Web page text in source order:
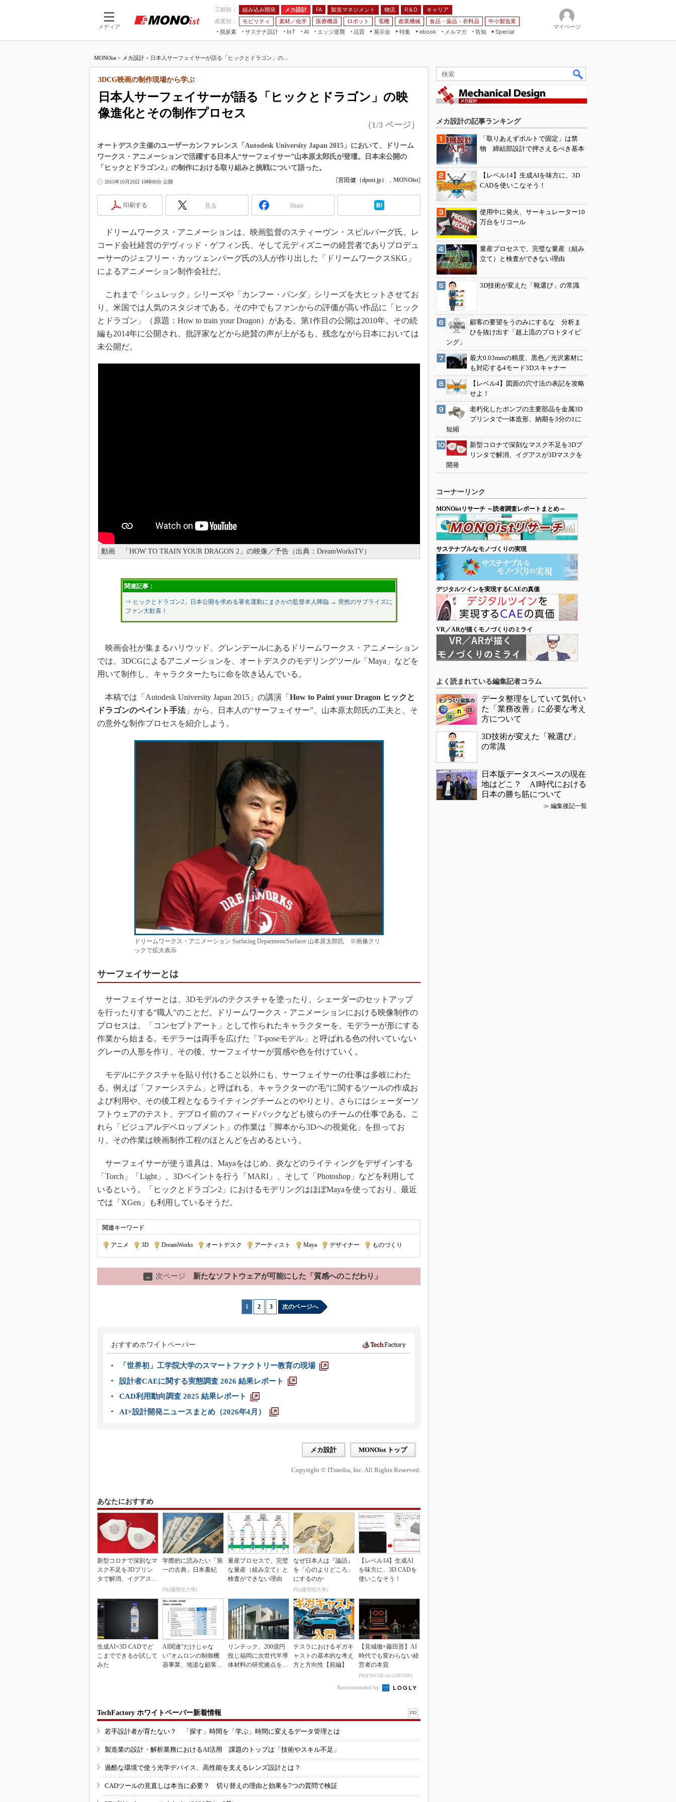
メディア
工程別： 組み込み開発 メカ設計 FA 製造マネジメント 物流 R＆D
キャリア
産業別：
モビリティ 素材／化学 医療機器 ロボット 電機 産業機械 食品・薬品・衣料品
中小製造業
脱炭素
サステナ設計
IoT
つながる工場
つながるサービス
AI
AI×設備保全
エッジ逆襲 品質
展示会
JIMTOF
IIFES
TECHNO-FRONTIER
人テク展
日本ものづくりワールド
産業オープンネット展
特集
フィールドサービス
組み込みモデリング
Windows Embedded
無償設計ツール
3Dプリンタ
デジタルツインとCAE
S＆OP
イノベーション
製造業ビッグデータ
メイドインジャパン
植物工場
ebook
メルマガ
告知 Special
マイページ
MONOist > メカ設計 > 日本人サーフェイサーが語る「ヒックとドラゴン」の...
日本人サーフェイサーが語る「ヒックとドラゴン」の映
像進化とその制作プロセス
3DCG映画の制作現場から学ぶ
（1/3 ページ）
オートデスク主催のユーザーカンファレンス「Autodesk University Japan 2015」において、ドリーム
ワークス・アニメーションで活躍する日本人“サーフェイサー”山本原太郎氏が登壇。日本未公開の
「ヒックとドラゴン2」の制作における取り組みと挑戦について語った。
2015年10月20日 10時00分 公開 [宮田健（dpost.jp） ， MONOist]
印刷する 見る Share
ドリームワークス・アニメーションは、映画監督のスティーヴン・スピルバーグ氏、レ
コード会社経営のデヴィッド・ゲフィン氏、そして元ディズニーの経営者でありプロデュ
ーサーのジェフリー・カッツェンバーグ氏の3人が作り出した「ドリームワークスSKG」
によるアニメーション制作会社だ。
これまで「シュレック」シリーズや「カンフー・パンダ」シリーズを大ヒットさせてお
り、米国では人気のスタジオである。その中でもファンからの評価が高い作品に「ヒック
とドラゴン」（原題：How to train your Dragon）がある。第1作目の公開は2010年。その続
編も2014年に公開され、批評家などから絶賛の声が上がるも、残念ながら日本においては
未公開だ。
動画 「HOW TO TRAIN YOUR DRAGON 2」の映像／予告（出典：DreamWorksTV）
関連記事：
⇒ ヒックとドラゴン2」日本公開を求める署名運動にまさかの監督本人降臨 → 突然のサプライズに
ファン大歓喜！
映画会社が集まるハリウッド、グレンデールにあるドリームワークス・アニメーション
では、3DCGによるアニメーションを、オートデスクのモデリングツール「Maya」などを
用いて制作し、キャラクターたちに命を吹き込んでいる。
本稿では「Autodesk University Japan 2015」の講演「 How to Paint your Dragon ヒックと
ドラゴンのペイント手法」から、日本人の“サーフェイサー”、山本原太郎氏の工夫と、そ
の意外な制作プロセスを紹介しよう。
ドリームワークス・アニメーション Surfacing Department/Surfacer 山本原太郎氏 ※画像クリ
ックで拡大表示
サーフェイサーとは
サーフェイサーとは、3Dモデルのテクスチャを塗ったり、シェーダーのセットアップ
を行ったりする“職人”のことだ。ドリームワークス・アニメーションにおける映像制作の
プロセスは、「コンセプトアート」として作られたキャラクターを、モデラーが形にする
作業から始まる。モデラーは両手を広げた「T-poseモデル」と呼ばれる色の付いていない
グレーの人形を作り、その後、サーフェイサーが質感や色を付けていく。
モデルにテクスチャを貼り付けること以外にも、サーフェイサーの仕事は多岐にわた
る。例えば「ファーシステム」と呼ばれる、キャラクターの“毛”に関するツールの作成お
よび利用や、その後工程となるライティングチームとのやりとり、さらにはシェーダーソ
フトウェアのテスト、デプロイ前のフィードバックなども彼らのチームの仕事である。こ
れら「ビジュアルデベロップメント」の作業は「脚本から3Dへの視覚化」を担ってお
り、その作業は映画制作工程のほとんどを占めるという。
サーフェイサーが使う道具は、Mayaをはじめ、炎などのライティングをデザインする
「Torch」「Light」、3Dペイントを行う「MARI」、そして「Photoshop」などを利用して
いるという。「ヒックとドラゴン2」におけるモデリングはほぼMayaを使っており、最近
では「XGen」も利用しているそうだ。
関連キーワード
アニメ 3D DreamWorks オートデスク アーティスト Maya デザイナー ものづくり
→ 次ページ 新たなソフトウェアが可能にした「質感へのこだわり」
1 2 3 次のページへ
おすすめホワイトペーパー
「世界初」工学院大学のスマートファクトリー教育の現場
設計者CAEに関する実態調査 2026 結果レポート
CAD利用動向調査 2025 結果レポート
AI×設計開発ニュースまとめ（2026年4月）
メカ設計 MONOist トップ
Copyright © ITmedia, Inc. All Rights Reserved.
あなたにおすすめ
新型コロナで深刻なマ
スク不足を3Dプリン
タで解消、イグアスが
学際的に読みたい「第
一の古典」日本書紀
PR(國學院大學)
量産プロセスで、完璧
な量産（組み立て）と
検査ができない理由
なぜ日本人は『論語』
を「心のよりどころ」
にするのか
PR(國學院大學)
【レベル14】生成AI
を味方に、3D CADを
使いこなそう！
生成AI×3D CADでど
こまでできるか試して
みた
AI関連“だけじゃな
い”オムロンの制御機
器事業、地道な顧客基
リンテック、200億円
投じ福岡に次世代半導
体材料の研究拠点を開
テスラにおけるギガキ
ャストの基本的な考え
方と方向性【前編】
【見城徹×藤田晋】AI
時代でも変わらない経
営者の本質
PR(FINCHI on GOETHE)
Recommended by
TechFactory ホワイトペーパー新着情報 PR
若手設計者が育たない？ 「探す」時間を「学ぶ」時間に変えるデータ管理とは
製造業の設計・解析業務におけるAI活用 課題のトップは「技術やスキル不足」
過酷な環境で使う光学デバイス、高性能を支えるレンズ設計とは？
CADツールの見直しは本当に必要？ 切り替えの理由と効果を7つの質問で検証
メカ設計の記事ランキング
「取りあえずボルトで固定」は禁
物 締結部設計で押さえるべき基本
【レベル14】生成AIを味方に、3D
CADを使いこなそう！
使用中に発火、サーキュレーター10
万台をリコール
量産プロセスで、完璧な量産（組み
立て）と検査ができない理由
3D技術が変えた「靴選び」の常識
顧客の要望をうのみにするな 分析ま
ひを抜け出す「超上流のプロトタイピ
ング」
最大0.03mmの精度、黒色／光沢素材に
も対応する4モード3Dスキャナー
【レベル4】図面の穴寸法の表記を攻略
せよ！
老朽化したポンプの主要部品を金属3D
プリンタで一体造形、納期を3分の1に
短縮
新型コロナで深刻なマスク不足を3Dプ
リンタで解消、イグアスが3Dマスクを
開発
コーナーリンク
MONOistリサーチ ～読者調査レポートまとめ～
サステナブルなモノづくりの実現
デジタルツインを実現するCAEの真価
VR／ARが描くモノづくりのミライ
よく読まれている編集記者コラム
データ整理をしていて気付い
た「業務改善」に必要な考え
方について
3D技術が変えた「靴選び」
の常識
日本版データスペースの現在
地はどこ？ AI時代における
日本の勝ち筋について
≫ 編集後記一覧